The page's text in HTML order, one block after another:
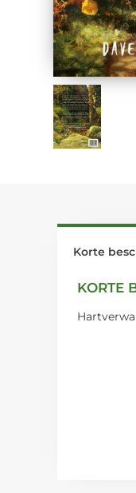
Korte
KORTE